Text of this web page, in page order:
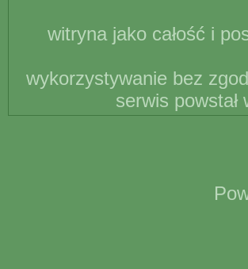
witryna jako całość i
wykorzystywanie bez
serwis